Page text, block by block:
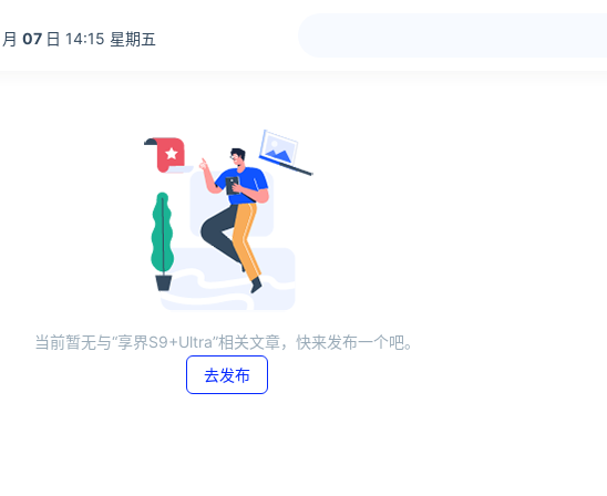
月 07 日 14:15 星期五
当前暂无与“享界S9+Ultra”相关文章，快来发布一个吧。
去发布